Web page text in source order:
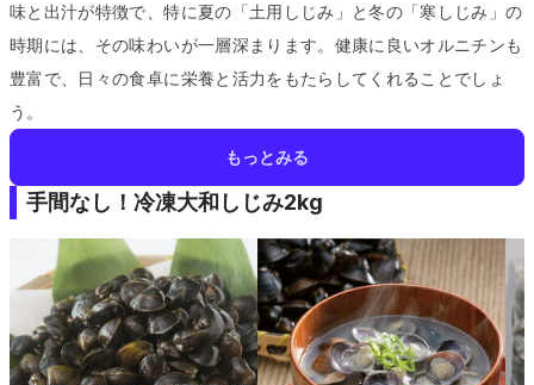
味と出汁が特徴で、特に夏の「土用しじみ」と冬の「寒しじみ」の
時期には、その味わいが一層深まります。 健康に良いオルニチンも
豊富で、日々の食卓に栄養と活力をもたらしてくれることでしょ
う。
もっとみる
手間なし！冷凍大和しじみ2kg